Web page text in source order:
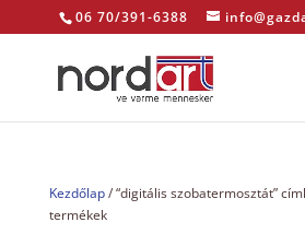
06 70/391-6388
Kezdőlap/ “digitális szobatermosztát”
termékek